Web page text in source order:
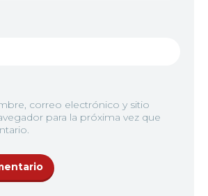
correo electrónico y sitio
para la próxima vez que